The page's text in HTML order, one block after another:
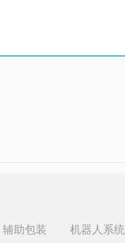
辅助包装 机器人系统